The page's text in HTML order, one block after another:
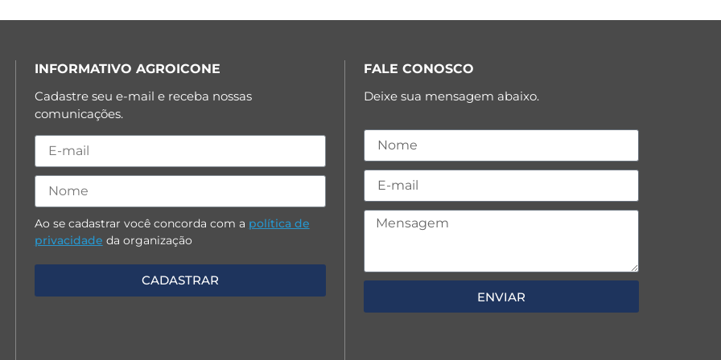
INFORMATIVO AGROICONE
Cadastre seu e-mail e receba nossas
comunicações.
Ao se cadastrar você concorda com a política de
privacidade da organização
FALE CONOSCO
Deixe sua mensagem abaixo.
ENVIAR